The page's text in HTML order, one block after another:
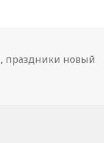
, праздники новый